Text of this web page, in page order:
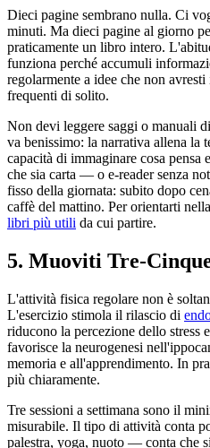
Dieci pagine sembrano nulla. Ci
minuti. Ma dieci pagine al giorno
praticamente un libro intero.
funziona perché accumuli
regolarmente a idee che non
frequenti di solito.
Non devi leggere saggi o manuali
va benissimo: la narrativa allena la
capacità di immaginare cosa pensa
che sia carta — o e-reader senza
fisso della giornata: subito dopo
caffè del mattino. Per orientarti
libri più utili da cui partire.
5. Muoviti Tre-
L'attività fisica regolare non è
L'esercizio stimola il rilascio di
riducono la percezione dello
favorisce la neurogenesi
memoria e all'apprendimento. In
più chiaramente.
Tre sessioni a settimana sono il
misurabile. Il tipo di attività conta
palestra, yoga, nuoto — conta che